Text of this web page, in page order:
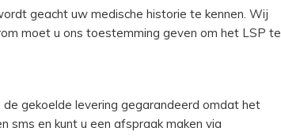
geacht uw medische historie te kennen. Wij
moet u ons toestemming geven om het LSP te
gekoelde levering gegarandeerd omdat het
sms en kunt u een afspraak maken via